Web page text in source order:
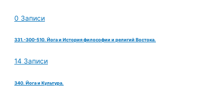
0 Записи
331.-300-510. Йога и История философии и религий Востока.
14 Записи
340. Йога и Культура.